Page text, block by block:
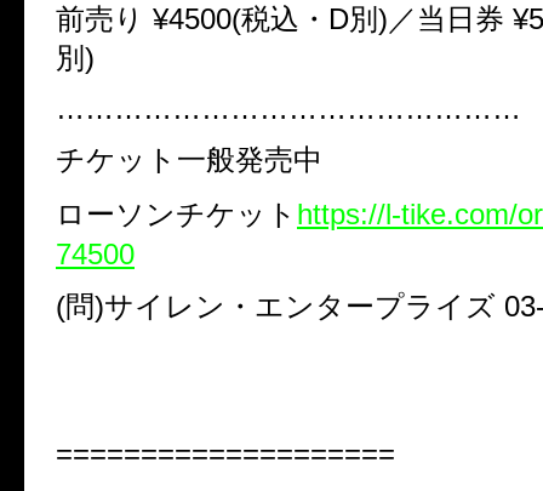
前売り ¥4500(税込・D別)／当日券
別)
…………………………………………
チケット一般発売中
ローソンチケット https://l-tike.com/
74500
(問)サイレン・エンタープライズ
====================